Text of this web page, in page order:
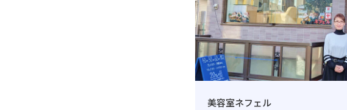
美容室ネフェル